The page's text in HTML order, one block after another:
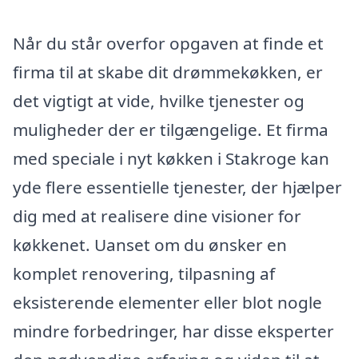
Når du står overfor opgaven at finde et
firma til at skabe dit drømmekøkken, er
det vigtigt at vide, hvilke tjenester og
muligheder der er tilgængelige. Et firma
med speciale i nyt køkken i Stakroge kan
yde flere essentielle tjenester, der hjælper
dig med at realisere dine visioner for
køkkenet. Uanset om du ønsker en
komplet renovering, tilpasning af
eksisterende elementer eller blot nogle
mindre forbedringer, har disse eksperter